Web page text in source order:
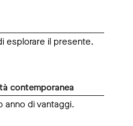
esplorare il presente.
contemporanea
anno di vantaggi.